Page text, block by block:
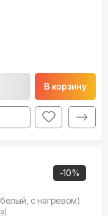
В корзину
-10%
с нагревом)